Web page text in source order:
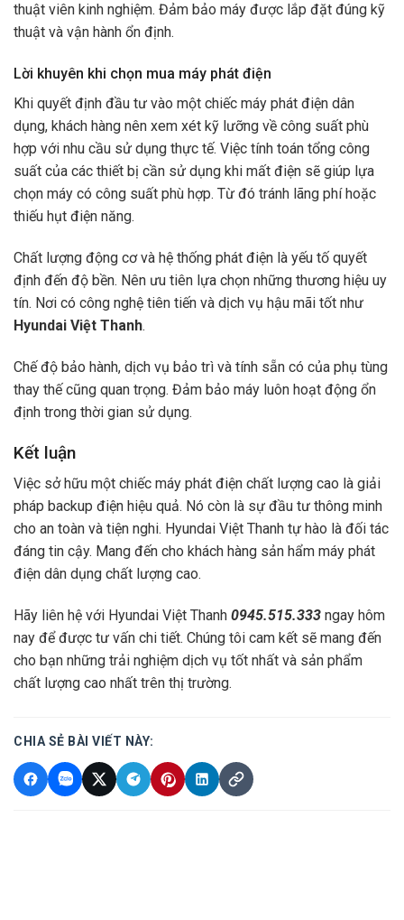
thuật viên kinh nghiệm. Đảm bảo máy được lắp đặt đúng kỹ
thuật và vận hành ổn định.
Lời khuyên khi chọn mua máy phát điện
Khi quyết định đầu tư vào một chiếc máy phát điện dân
dụng, khách hàng nên xem xét kỹ lưỡng về công suất phù
hợp với nhu cầu sử dụng thực tế. Việc tính toán tổng công
suất của các thiết bị cần sử dụng khi mất điện sẽ giúp lựa
chọn máy có công suất phù hợp. Từ đó tránh lãng phí hoặc
thiếu hụt điện năng.
Chất lượng động cơ và hệ thống phát điện là yếu tố quyết
định đến độ bền. Nên ưu tiên lựa chọn những thương hiệu uy
tín. Nơi có công nghệ tiên tiến và dịch vụ hậu mãi tốt như
Hyundai Việt Thanh.
Chế độ bảo hành, dịch vụ bảo trì và tính sẵn có của phụ tùng
thay thế cũng quan trọng. Đảm bảo máy luôn hoạt động ổn
định trong thời gian sử dụng.
Kết luận
Việc sở hữu một chiếc máy phát điện chất lượng cao là giải
pháp backup điện hiệu quả. Nó còn là sự đầu tư thông minh
cho an toàn và tiện nghi. Hyundai Việt Thanh tự hào là đối tác
đáng tin cậy. Mang đến cho khách hàng sản hẩm máy phát
điện dân dụng chất lượng cao.
Hãy liên hệ với Hyundai Việt Thanh 0945.515.333 ngay hôm
nay để được tư vấn chi tiết. Chúng tôi cam kết sẽ mang đến
cho bạn những trải nghiệm dịch vụ tốt nhất và sản phẩm
chất lượng cao nhất trên thị trường.
CHIA SẺ BÀI VIẾT NÀY: